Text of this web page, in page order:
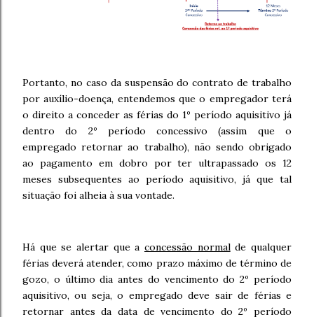
Portanto, no caso da suspensão do contrato de trabalho
por auxílio-doença, entendemos que o empregador terá
o direito a conceder as férias do 1º período aquisitivo já
dentro do 2º período concessivo (assim que o
empregado retornar ao trabalho), não sendo obrigado
ao pagamento em dobro por ter ultrapassado os 12
meses subsequentes ao período aquisitivo, já que tal
situação foi alheia à sua vontade.
Há que se alertar que a concessão normalde qualquer
férias deverá atender, como prazo máximo de término de
gozo, o último dia antes do vencimento do 2º período
aquisitivo, ou seja, o empregado deve sair de férias e
retornar antes da data de vencimento do 2º período